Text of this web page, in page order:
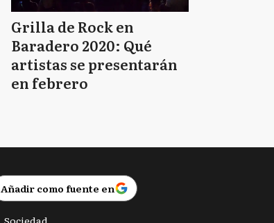
Grilla de Rock en
Baradero 2020: Qué
artistas se presentarán
en febrero
Añadir como fuente en
Sociedad